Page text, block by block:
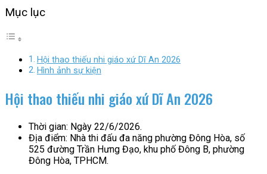
Mục lục
Hội thao thiếu nhi giáo xứ Dĩ An 2026
Hình ảnh sự kiện
Hội thao thiếu nhi giáo xứ Dĩ An 2026
Thời gian: Ngày 22/6/2026.
Địa điểm: Nhà thi đấu đa năng phường Đông Hòa, số
525 đường Trần Hưng Đạo, khu phố Đông B, phường
Đông Hòa, TPHCM.